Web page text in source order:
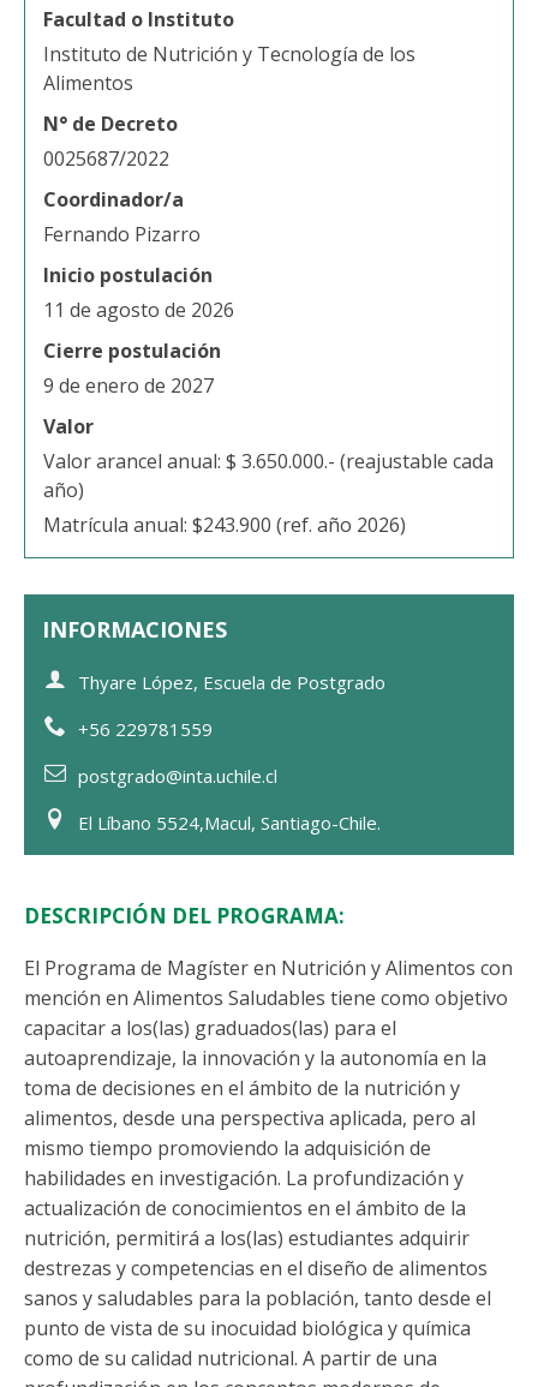
INFORMACIONES
Thyare López, Escuela de Postgrado
+56 229781559
postgrado@inta.uchile.cl
El Líbano 5524,Macul, Santiago-Chile.
Facultad o Instituto
Instituto de Nutrición y Tecnología de los
Alimentos
N° de Decreto
0025687/2022
Coordinador/a
Fernando Pizarro
Inicio postulación
11 de agosto de 2026
Cierre postulación
9 de enero de 2027
Valor
Valor arancel anual: $ 3.650.000.- (reajustable cada
año)
Matrícula anual: $243.900 (ref. año 2026)
DESCRIPCIÓN DEL PROGRAMA:
El Programa de Magíster en Nutrición y Alimentos con
mención en Alimentos Saludables tiene como objetivo
capacitar a los(las) graduados(las) para el
autoaprendizaje, la innovación y la autonomía en la
toma de decisiones en el ámbito de la nutrición y
alimentos, desde una perspectiva aplicada, pero al
mismo tiempo promoviendo la adquisición de
habilidades en investigación. La profundización y
actualización de conocimientos en el ámbito de la
nutrición, permitirá a los(las) estudiantes adquirir
destrezas y competencias en el diseño de alimentos
sanos y saludables para la población, tanto desde el
punto de vista de su inocuidad biológica y química
como de su calidad nutricional. A partir de una